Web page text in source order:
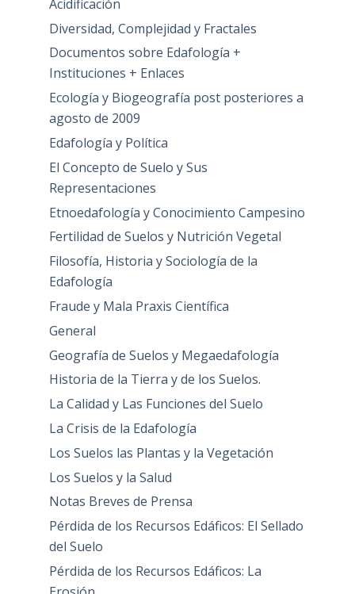
Acidificación
Diversidad, Complejidad y Fractales
Documentos sobre Edafología +
Instituciones + Enlaces
Ecología y Biogeografía post posteriores a
agosto de 2009
Edafología y Política
El Concepto de Suelo y Sus
Representaciones
Etnoedafología y Conocimiento Campesino
Fertilidad de Suelos y Nutrición Vegetal
Filosofía, Historia y Sociología de la
Edafología
Fraude y Mala Praxis Científica
General
Geografía de Suelos y Megaedafología
Historia de la Tierra y de los Suelos.
La Calidad y Las Funciones del Suelo
La Crisis de la Edafología
Los Suelos las Plantas y la Vegetación
Los Suelos y la Salud
Notas Breves de Prensa
Pérdida de los Recursos Edáficos: El Sellado
del Suelo
Pérdida de los Recursos Edáficos: La